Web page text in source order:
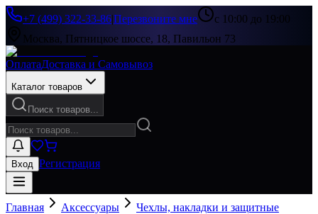
+7 (499) 322-33-86|Перезвоните мне
с 10:00 до 19:00
Москва, Пятницкое шоссе, 18, Павильон 73
ОплатаДоставка и Самовывоз
Каталог товаров
Поиск товаров...
Вход Регистрация
Главная Аксессуары
Чехлы, накладки и защитные